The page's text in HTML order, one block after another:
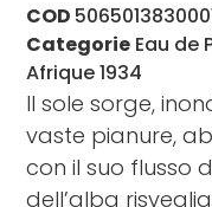
COD
Categorie Eau de
Afrique 1934
Il sole sorge,
vaste pianure,
con il suo flusso
dell’alba